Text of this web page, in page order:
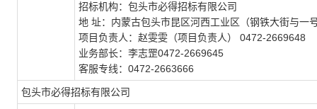
招标机构：包头市必得招标有限公司
地 址：内蒙古包头市昆区河西工业区（钢铁大街与一
项目负责人：赵雯雯（项目负责人） 0472-2669648
业务部长：李志罡0472-2669645
客服专线：0472-2663666
包头市必得招标有限公司